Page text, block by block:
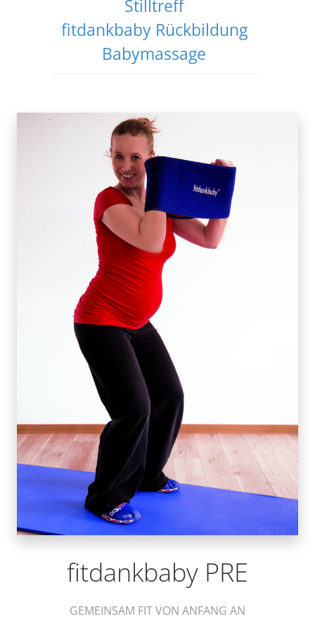
Stilltreff
fitdankbaby Rückbildung
Babymassage
fitdankbaby PRE
GEMEINSAM FIT VON ANFANG AN